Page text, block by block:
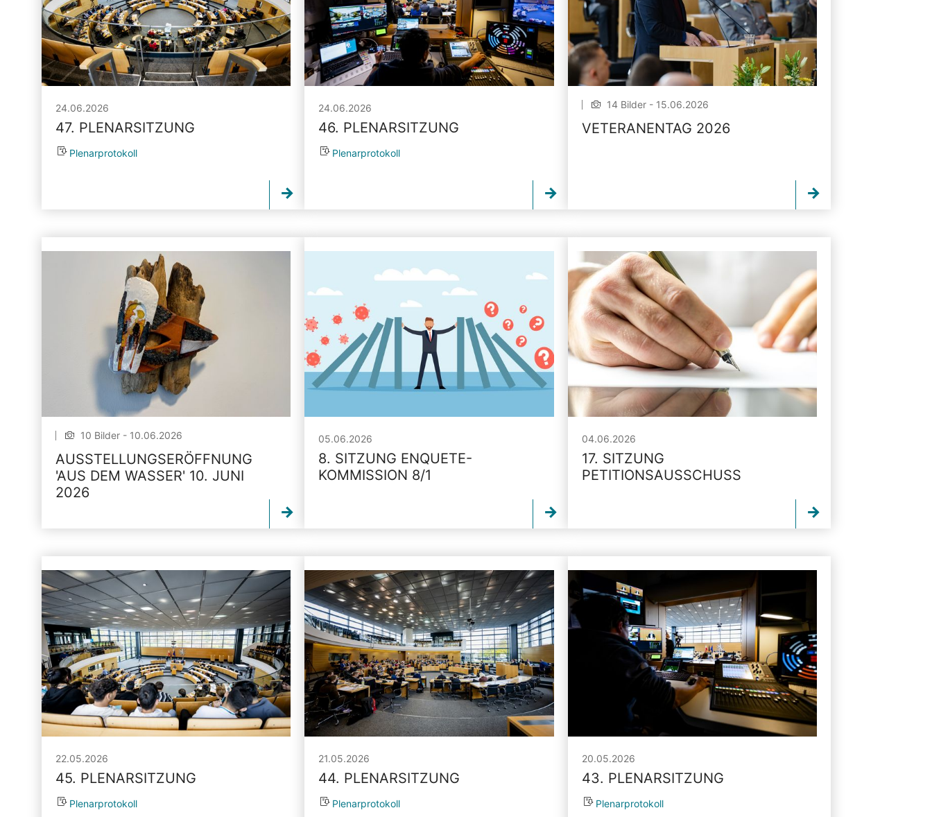
24.06.2026
47. PLENARSITZUNG
Plenarprotokoll
24.06.2026
46. PLENARSITZUNG
Plenarprotokoll
14 Bilder - 15.06.2026
VETERANENTAG 2026
10 Bilder - 10.06.2026
AUSSTELLUNGSERÖFFNUNG
'AUS DEM WASSER' 10. JUNI
2026
05.06.2026
8. SITZUNG ENQUETE-
KOMMISSION 8/1
04.06.2026
17. SITZUNG
PETITIONSAUSSCHUSS
22.05.2026
45. PLENARSITZUNG
Plenarprotokoll
21.05.2026
44. PLENARSITZUNG
Plenarprotokoll
20.05.2026
43. PLENARSITZUNG
Plenarprotokoll